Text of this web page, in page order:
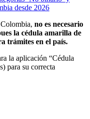
desde 2026
no es necesario
la cédula amarilla de
trámites en el país.
la aplicación “Cédula
para su correcta